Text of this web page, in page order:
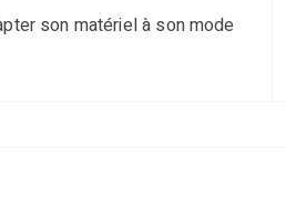
son matériel à son mode